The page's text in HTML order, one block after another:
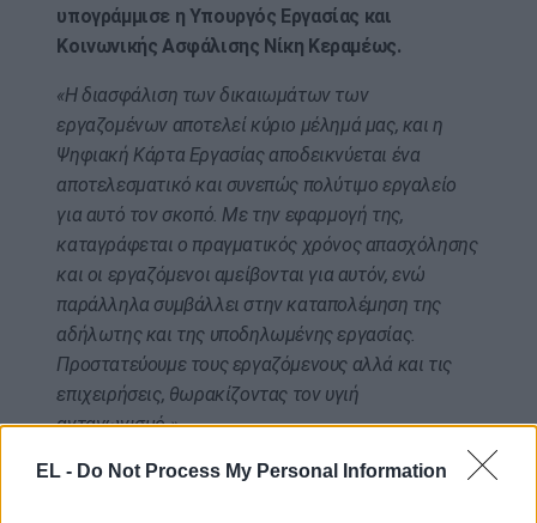
EL - Do Not Process My Personal Information
υπογράμμισε η Υπουργός Εργασίας και
Κοινωνικής Ασφάλισης Νίκη Κεραμέως.
«Η διασφάλιση των δικαιωμάτων των
εργαζομένων αποτελεί κύριο μέλημά μας, και η
Ψηφιακή Κάρτα Εργασίας αποδεικνύεται ένα
αποτελεσματικό και συνεπώς πολύτιμο εργαλείο
για αυτό τον σκοπό. Με την εφαρμογή της,
καταγράφεται ο πραγματικός χρόνος απασχόλησης
και οι εργαζόμενοι αμείβονται για αυτόν, ενώ
παράλληλα συμβάλλει στην καταπολέμηση της
αδήλωτης και της υποδηλωμένης εργασίας.
Προστατεύουμε τους εργαζόμενους αλλά και τις
επιχειρήσεις, θωρακίζοντας τον υγιή
ανταγωνισμό.».
Αξίζει να σημειωθεί ότι από τον περασμένο